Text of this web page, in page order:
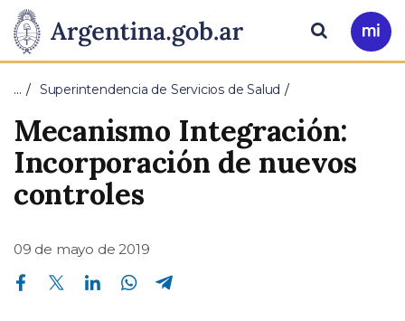
Presidencia
de
la
Nación
Pasar al contenido principal
Ir
a
Buscar
… Superintendencia de Servicios de Salud
Mecanismo Integración:
Incorporación de nuevos
controles
09 de mayo de 2019
Compartir en Facebook Compartir en Twitter Compartir en Linkedin Compartir en Whatsapp